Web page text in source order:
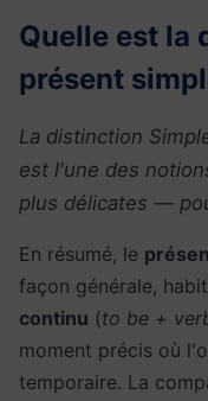
Quelle est la
présent
La distinction
est l'une des
plus délicates —
En résumé, le
façon générale,
continu (to be +
moment précis où
temporaire. La